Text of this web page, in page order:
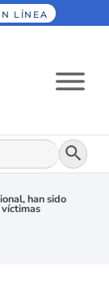
LÍNEA
Botón
han sido